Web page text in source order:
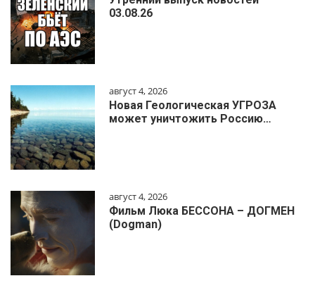
03.08.26
август 4, 2026
Новая Геологическая УГРОЗА
может уничтожить Россию…
август 4, 2026
Фильм Люка БЕССОНА – ДОГМЕН
(Dogman)